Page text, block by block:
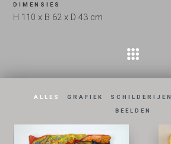
DIMENSIES
H 110 x B 62 x D 43 cm
ALLES GRAFIEK SCHILDERIJEN
BEELDEN